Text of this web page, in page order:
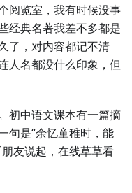
阅览室，我有时候没事
经典名著我差不多都是
了，对内容都记不清
人名都没什么印象，但
初中语文课本有一篇摘
句是“余忆童稚时，能
友说起，在线草草看